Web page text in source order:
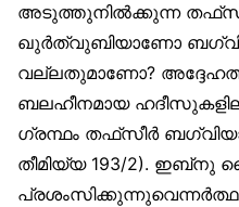
അടുത്തുനില്‍ക്കുന്ന
ഖുര്‍ത്വുബിയാണോ
വല്ലതുമാണോ?
ബലഹീനമായ
ഗ്രന്ഥം തഫ്‌സീര്‍
തീമിയ്യ 193/2). ഇബ്‌നു